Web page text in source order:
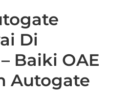
Di
Baiki OAE
Autogate